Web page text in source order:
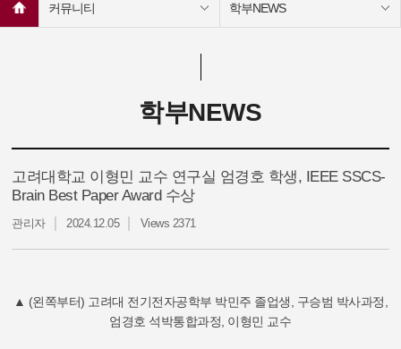
커뮤니티 학부NEWS
학부NEWS
고려대학교 이형민 교수 연구실 엄경호 학생, IEEE SSCS-
Brain Best Paper Award 수상
관리자 2024.12.05 Views 2371
▲ (왼쪽부터) 고려대 전기전자공학부 박민주 졸업생, 구승범 박사과정,
엄경호 석박통합과정, 이형민 교수